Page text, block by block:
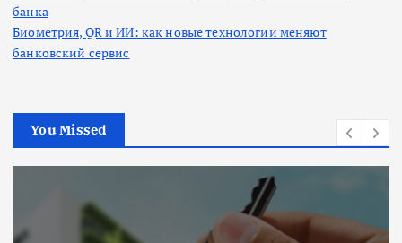
банка
Биометрия, QR и ИИ: как новые технологии меняют
банковский сервис
You Missed